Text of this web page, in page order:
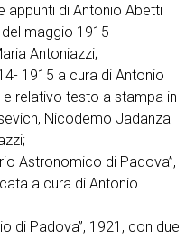
appunti di Antonio Abetti
maggio 1915
Antoniazzi;
1915 a cura di Antonio
relativo testo a stampa in
Nicodemo Jadanza
Astronomico di Padova”,
a cura di Antonio
di Padova”, 1921, con due